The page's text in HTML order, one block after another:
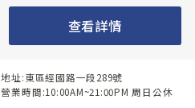
查看詳情
地址:東區經國路一段289號
營業時間:10:00AM~21:00PM 周日公休